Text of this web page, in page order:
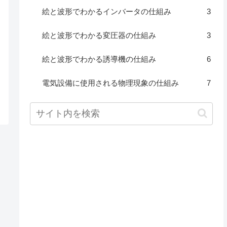
絵と波形でわかるインバータの仕組み 3
絵と波形でわかる変圧器の仕組み 3
絵と波形でわかる誘導機の仕組み 6
電気設備に使用される物理現象の仕組み 7